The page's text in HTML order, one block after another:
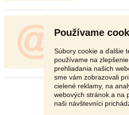
Používame
Súbory cookie a ďalšie
používame na
prehliadania našich
sme vám zobrazovali
cielené reklamy, na
webových stránok a na
naši návštevníci
Kupim 3 pasky na
odber v BA, okol ...
Bratislava - 821 09
Stránka: 1 2 3